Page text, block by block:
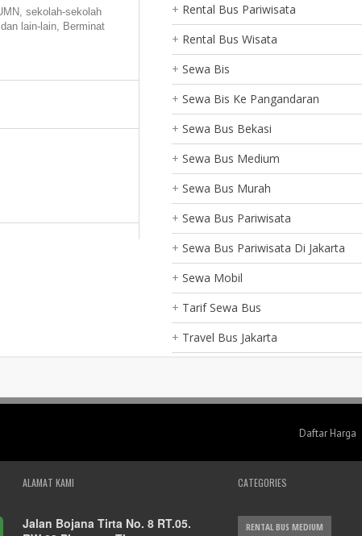
sekolah-sekolah
lain-lain, Berminat
Rental Bus Pariwisata
Rental Bus Wisata
Sewa Bis
Sewa Bis Ke Pangandaran
Sewa Bus Bekasi
Sewa Bus Medium
Sewa Bus Murah
Sewa Bus Pariwisata
Sewa Bus Pariwisata Di Jakarta
Sewa Mobil
Tarif Sewa Bus
Travel Bus Jakarta
Daftar Harga
ALAMAT KAMI
Jalan Bojana Tirta No. 8 RT.05.
CATEGORIES
RENTAL BUS MEDIUM